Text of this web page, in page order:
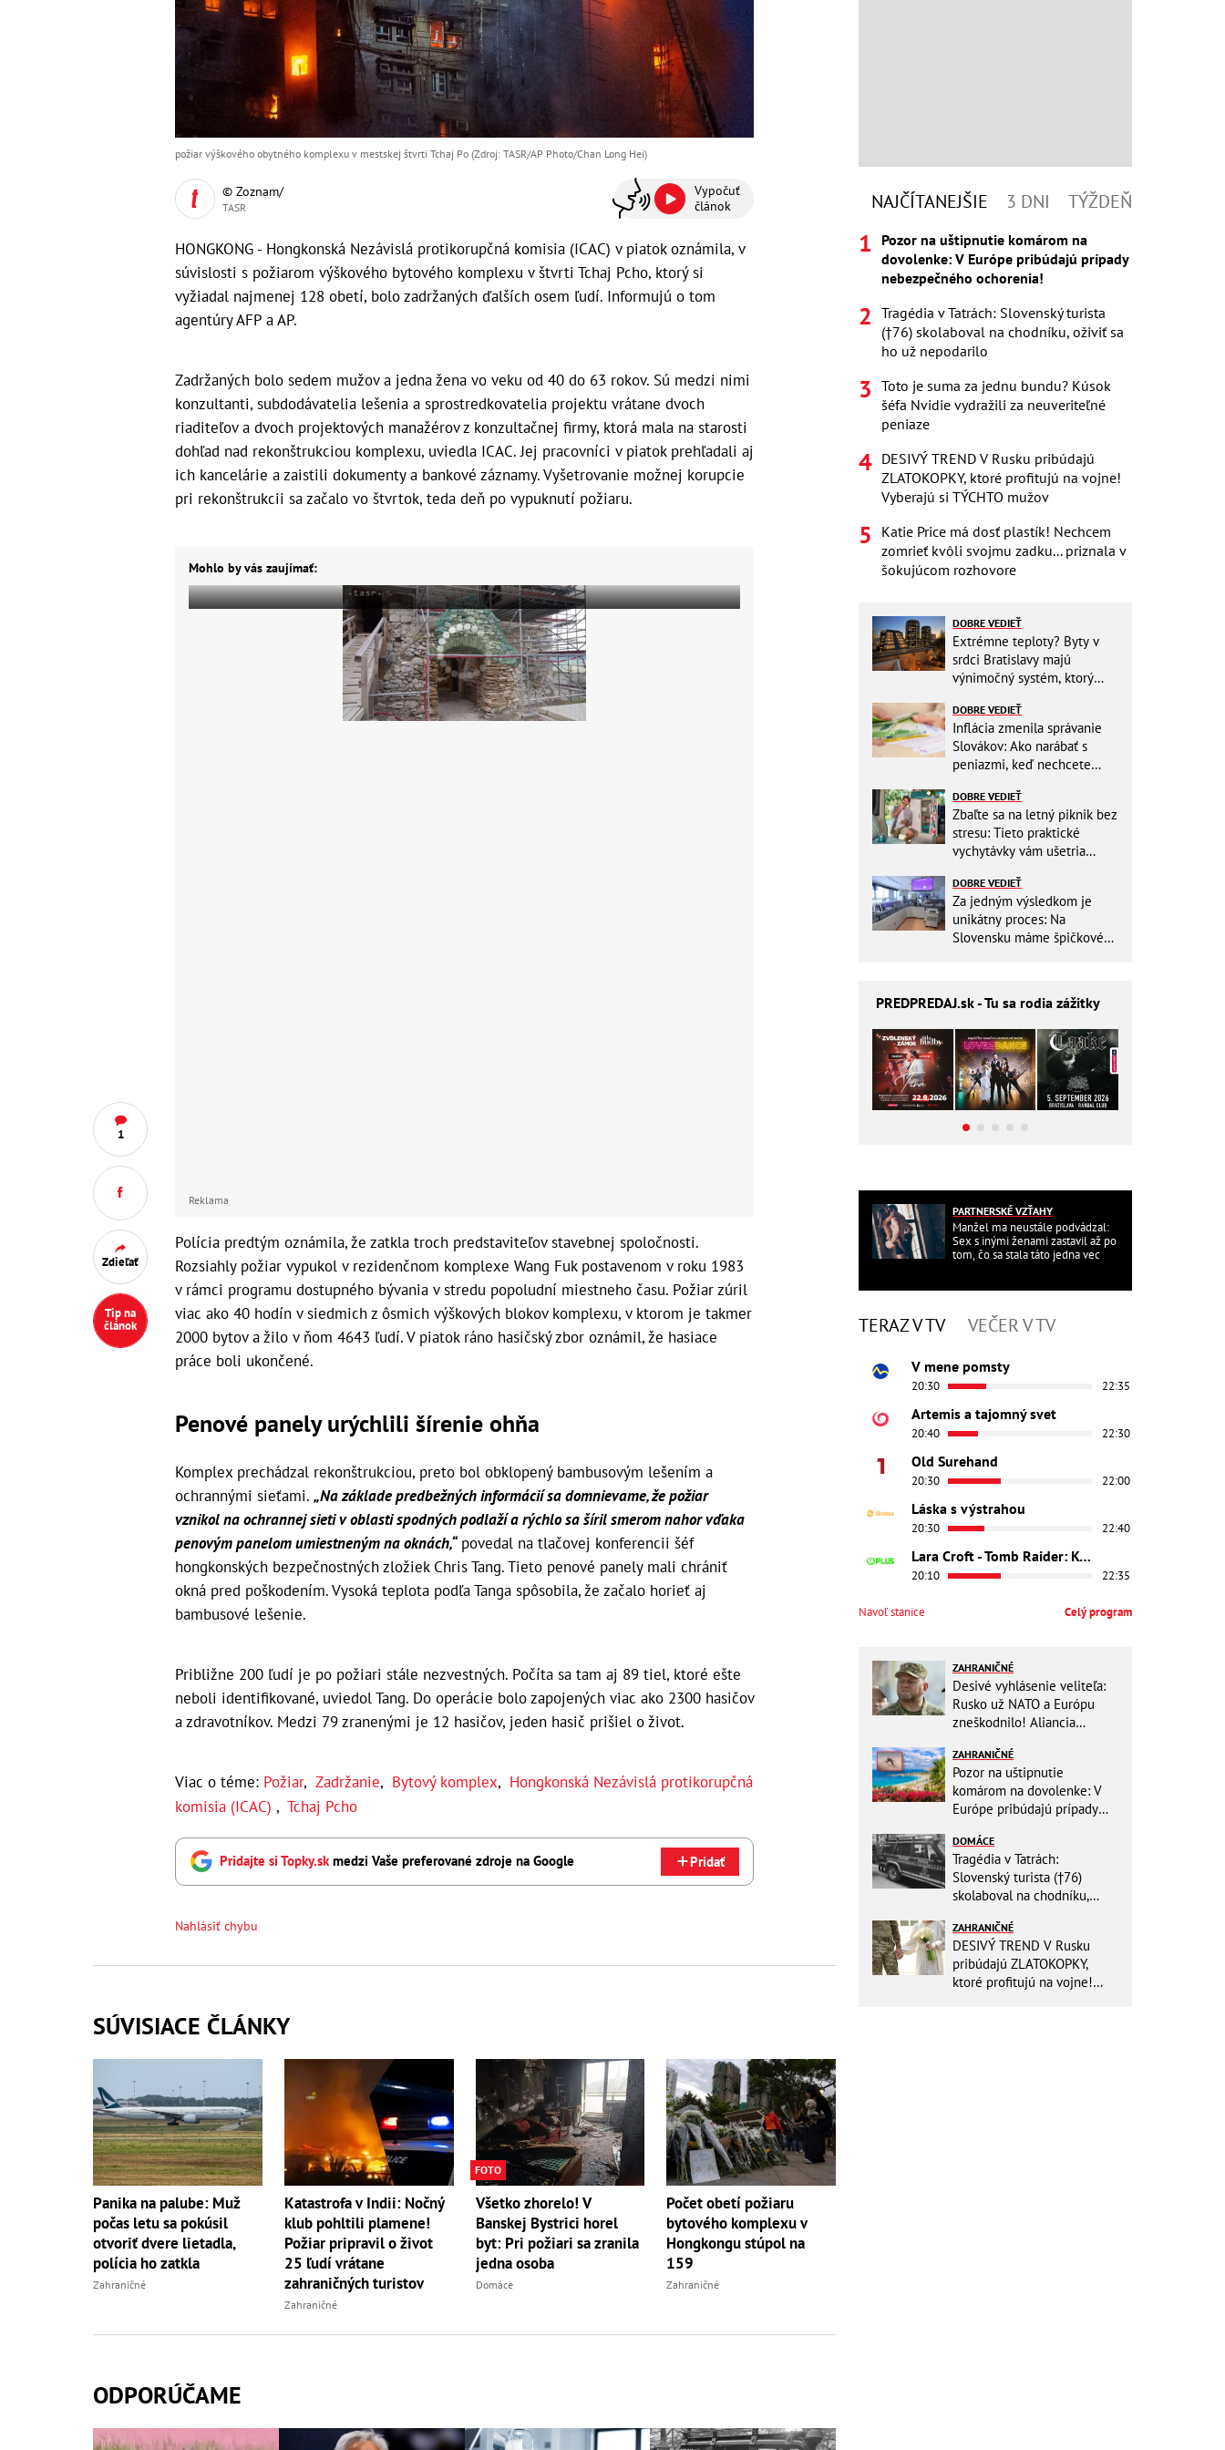
1
Zdieľať
Tip na
článok
požiar výškového obytného komplexu v mestskej štvrti Tchaj Po (Zdroj: TASR/AP Photo/Chan Long Hei)
© Zoznam/
TASR
Vypočuť
článok
HONGKONG - Hongkonská Nezávislá protikorupčná komisia (ICAC) v piatok oznámila, v
súvislosti s požiarom výškového bytového komplexu v štvrti Tchaj Pcho, ktorý si
vyžiadal najmenej 128 obetí, bolo zadržaných ďalších osem ľudí. Informujú o tom
agentúry AFP a AP.
Zadržaných bolo sedem mužov a jedna žena vo veku od 40 do 63 rokov. Sú medzi nimi
konzultanti, subdodávatelia lešenia a sprostredkovatelia projektu vrátane dvoch
riaditeľov a dvoch projektových manažérov z konzultačnej firmy, ktorá mala na starosti
dohľad nad rekonštrukciou komplexu, uviedla ICAC. Jej pracovníci v piatok prehľadali aj
ich kancelárie a zaistili dokumenty a bankové záznamy. Vyšetrovanie možnej korupcie
pri rekonštrukcii sa začalo vo štvrtok, teda deň po vypuknutí požiaru.
Mohlo by vás zaujímať:
Reklama
Polícia predtým oznámila, že zatkla troch predstaviteľov stavebnej spoločnosti.
Rozsiahly požiar vypukol v rezidenčnom komplexe Wang Fuk postavenom v roku 1983
v rámci programu dostupného bývania v stredu popoludní miestneho času. Požiar zúril
viac ako 40 hodín v siedmich z ôsmich výškových blokov komplexu, v ktorom je takmer
2000 bytov a žilo v ňom 4643 ľudí. V piatok ráno hasičský zbor oznámil, že hasiace
práce boli ukončené.
Penové panely urýchlili šírenie ohňa
Komplex prechádzal rekonštrukciou, preto bol obklopený bambusovým lešením a
ochrannými sieťami. „Na základe predbežných informácií sa domnievame, že požiar
vznikol na ochrannej sieti v oblasti spodných podlaží a rýchlo sa šíril smerom nahor vďaka
penovým panelom umiestneným na oknách,“povedal na tlačovej konferencii šéf
hongkonských bezpečnostných zložiek Chris Tang. Tieto penové panely mali chrániť
okná pred poškodením. Vysoká teplota podľa Tanga spôsobila, že začalo horieť aj
bambusové lešenie.
Približne 200 ľudí je po požiari stále nezvestných. Počíta sa tam aj 89 tiel, ktoré ešte
neboli identifikované, uviedol Tang. Do operácie bolo zapojených viac ako 2300 hasičov
a zdravotníkov. Medzi 79 zranenými je 12 hasičov, jeden hasič prišiel o život.
Viac o téme: Požiar, Zadržanie, Bytový komplex, Hongkonská Nezávislá protikorupčná
komisia (ICAC) , Tchaj Pcho
Pridajte si Topky.skmedzi Vaše preferované zdroje na Google Pridať
Nahlásiť chybu
SÚVISIACE ČLÁNKY
Panika na palube: Muž
počas letu sa pokúsil
otvoriť dvere lietadla,
polícia ho zatkla
Zahraničné
Katastrofa v Indii: Nočný
klub pohltili plamene!
Požiar pripravil o život
25 ľudí vrátane
zahraničných turistov
Zahraničné
FOTO
Všetko zhorelo! V
Banskej Bystrici horel
byt: Pri požiari sa zranila
jedna osoba
Domáce
Počet obetí požiaru
bytového komplexu v
Hongkongu stúpol na
159
Zahraničné
ODPORÚČAME
NAJČÍTANEJŠIE 3 DNI TÝŽDEŇ
Pozor na uštipnutie komárom na
dovolenke: V Európe pribúdajú prípady
nebezpečného ochorenia!
Tragédia v Tatrách: Slovenský turista
(†76) skolaboval na chodníku, oživiť sa
ho už nepodarilo
Toto je suma za jednu bundu? Kúsok
šéfa Nvidie vydražili za neuveriteľné
peniaze
DESIVÝ TREND V Rusku pribúdajú
ZLATOKOPKY, ktoré profitujú na vojne!
Vyberajú si TÝCHTO mužov
Katie Price má dosť plastík! Nechcem
zomrieť kvôli svojmu zadku... priznala v
šokujúcom rozhovore
DOBRE VEDIEŤ
Extrémne teploty? Byty v
srdci Bratislavy majú
výnimočný systém, ktorý
DOBRE VEDIEŤ
Inflácia zmenila správanie
Slovákov: Ako narábať s
peniazmi, keď nechcete
DOBRE VEDIEŤ
Zbaľte sa na letný piknik bez
stresu: Tieto praktické
vychytávky vám ušetria
DOBRE VEDIEŤ
Za jedným výsledkom je
unikátny proces: Na
Slovensku máme špičkové
PREDPREDAJ.sk - Tu sa rodia zážitky
PARTNERSKÉ VZŤAHY
Manžel ma neustále podvádzal:
Sex s inými ženami zastavil až po
tom, čo sa stala táto jedna vec
TERAZ V TV VEČER V TV
V mene pomsty
20:30 22:35
Artemis a tajomný svet
20:40 22:30
Old Surehand
20:30 22:00
Láska s výstrahou
20:30 22:40
Lara Croft - Tomb Raider: Kolíska života
20:10 22:35
Navoľ stanice Celý program
ZAHRANIČNÉ
Desivé vyhlásenie veliteľa:
Rusko už NATO a Európu
zneškodnilo! Aliancia
ZAHRANIČNÉ
Pozor na uštipnutie
komárom na dovolenke: V
Európe pribúdajú prípady
DOMÁCE
Tragédia v Tatrách:
Slovenský turista (†76)
skolaboval na chodníku,
ZAHRANIČNÉ
DESIVÝ TREND V Rusku
pribúdajú ZLATOKOPKY,
ktoré profitujú na vojne!